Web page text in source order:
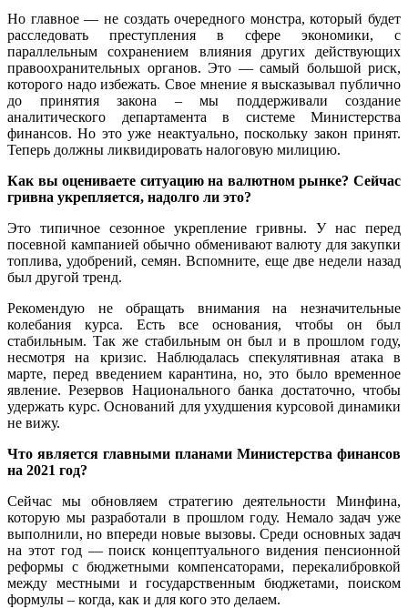
Но главное — не создать очередного монстра, который будет
расследовать преступления в сфере экономики, с
параллельным сохранением влияния других действующих
правоохранительных органов. Это — самый большой риск,
которого надо избежать. Свое мнение я высказывал публично
до принятия закона – мы поддерживали создание
аналитического департамента в системе Министерства
финансов. Но это уже неактуально, поскольку закон принят.
Теперь должны ликвидировать налоговую милицию.
Как вы оцениваете ситуацию на валютном рынке? Сейчас
гривна укрепляется, надолго ли это?
Это типичное сезонное укрепление гривны. У нас перед
посевной кампанией обычно обменивают валюту для закупки
топлива, удобрений, семян. Вспомните, еще две недели назад
был другой тренд.
Рекомендую не обращать внимания на незначительные
колебания курса. Есть все основания, чтобы он был
стабильным. Так же стабильным он был и в прошлом году,
несмотря на кризис. Наблюдалась спекулятивная атака в
марте, перед введением карантина, но, это было временное
явление. Резервов Национального банка достаточно, чтобы
удержать курс. Оснований для ухудшения курсовой динамики
не вижу.
Что является главными планами Министерства финансов
на 2021 год?
Сейчас мы обновляем стратегию деятельности Минфина,
которую мы разработали в прошлом году. Немало задач уже
выполнили, но впереди новые вызовы. Среди основных задач
на этот год — поиск концептуального видения пенсионной
реформы с бюджетными компенсаторами, перекалибровкой
между местными и государственным бюджетами, поиском
формулы – когда, как и для кого это делаем.